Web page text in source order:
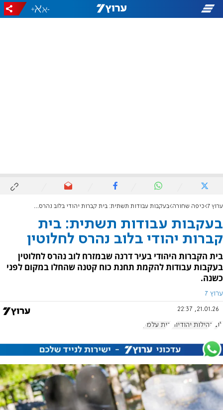
-
+
ערוץ 7 כיפה שחורה בעקבות עבודות תשתית: בית קברות יהודי בלוב נהרס לחלוטין
בעקבות עבודות תשתית: בית
קברות יהודי בלוב נהרס לחלוטין
בית הקברות היהודי בעיר דרנה שבמזרח לוב נהרס לחלוטין
בעקבות עבודות להקמת תחנת כוח קטנה שהחלו במקום לפני
כשנה.
ערוץ 7
21.01.26, 22:37
לוב קהילות יהודיות בית עלמין